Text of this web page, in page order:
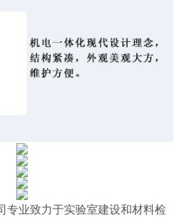
专业致力于实验室建设和材料检